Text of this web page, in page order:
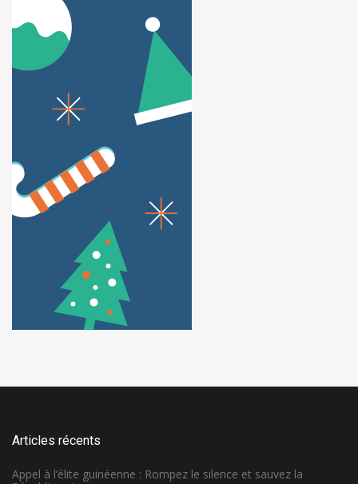
Articles récents
Appel à l’élite guinéenne : Rompez le silence et sauvez la